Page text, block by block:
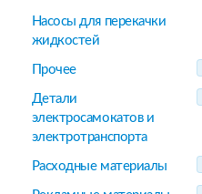
Насосы для перекачки
жидкостей
Прочее
Детали
электросамокатов и
электротранспорта
Расходные материалы